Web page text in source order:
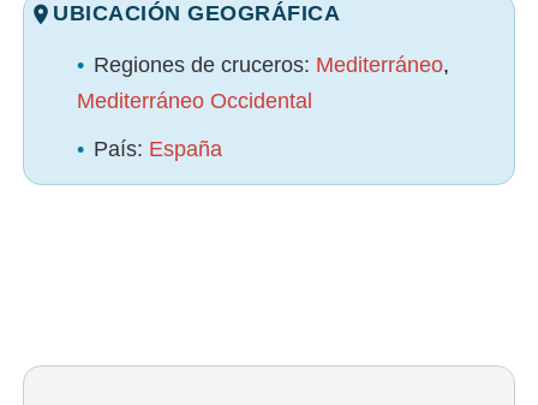
UBICACIÓN GEOGRÁFICA
• Regiones de cruceros: Mediterráneo,
Mediterráneo Occidental
• País: España